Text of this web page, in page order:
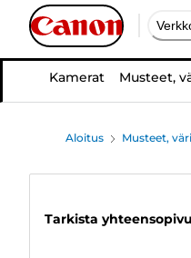
Kamerat Musteet,
Aloitus Musteet,
Tarkista